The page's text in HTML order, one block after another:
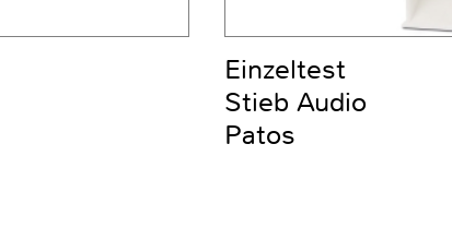
Einzeltest
Stieb Audio
Patos